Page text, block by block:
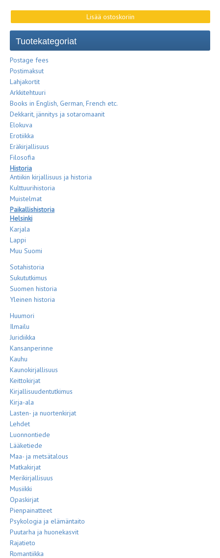
Tuotekategoriat
Postage fees
Postimaksut
Lahjakortit
Arkkitehtuuri
Books in English, German, French etc.
Dekkarit, jännitys ja sotaromaanit
Elokuva
Erotiikka
Eräkirjallisuus
Filosofia
Historia
Antiikin kirjallisuus ja historia
Kulttuurihistoria
Muistelmat
Paikallishistoria
Helsinki
Karjala
Lappi
Muu Suomi
Sotahistoria
Sukututkimus
Suomen historia
Yleinen historia
Huumori
Ilmailu
Juridiikka
Kansanperinne
Kauhu
Kaunokirjallisuus
Keittokirjat
Kirjallisuudentutkimus
Kirja-ala
Lasten- ja nuortenkirjat
Lehdet
Luonnontiede
Lääketiede
Maa- ja metsätalous
Matkakirjat
Merikirjallisuus
Musiikki
Opaskirjat
Pienpainatteet
Psykologia ja elämäntaito
Puutarha ja huonekasvit
Rajatieto
Romantiikka